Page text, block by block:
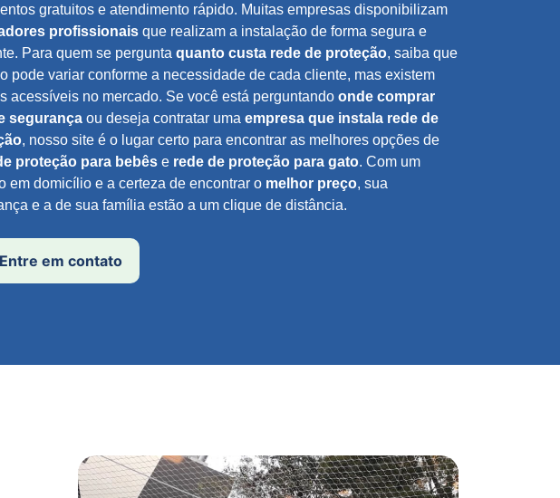
gratuitos e atendimento rápido. Muitas empresas disponibilizam
profissionais que realizam a instalação de forma segura e
Para quem se pergunta quanto custa rede de proteção, saiba que
pode variar conforme a necessidade de cada cliente, mas existem
acessíveis no mercado. Se você está perguntando onde comprar
segurança ou deseja contratar uma empresa que instala rede de
, nosso site é o lugar certo para encontrar as melhores opções de
proteção para bebês e rede de proteção para gato. Com um
em domicílio e a certeza de encontrar o melhor preço, sua
e a de sua família estão a um clique de distância.
em contato